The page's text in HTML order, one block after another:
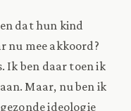
dat hun kind
nu mee akkoord?
Ik ben daar toen ik
Maar, nu ben ik
ideologie